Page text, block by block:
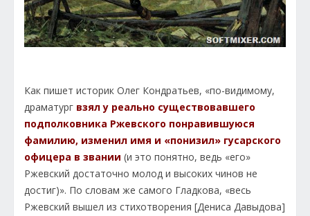
Как пишет историк Олег Кондратьев, «по-видимому,
драматург взял у реально существовавшего
подполковника Ржевского понравившуюся
фамилию, изменил имя и «понизил» гусарского
офицера в звании (и это понятно, ведь «его»
Ржевский достаточно молод и высоких чинов не
достиг)». По словам же самого Гладкова, «весь
Ржевский вышел из стихотворения [Дениса Давыдова]